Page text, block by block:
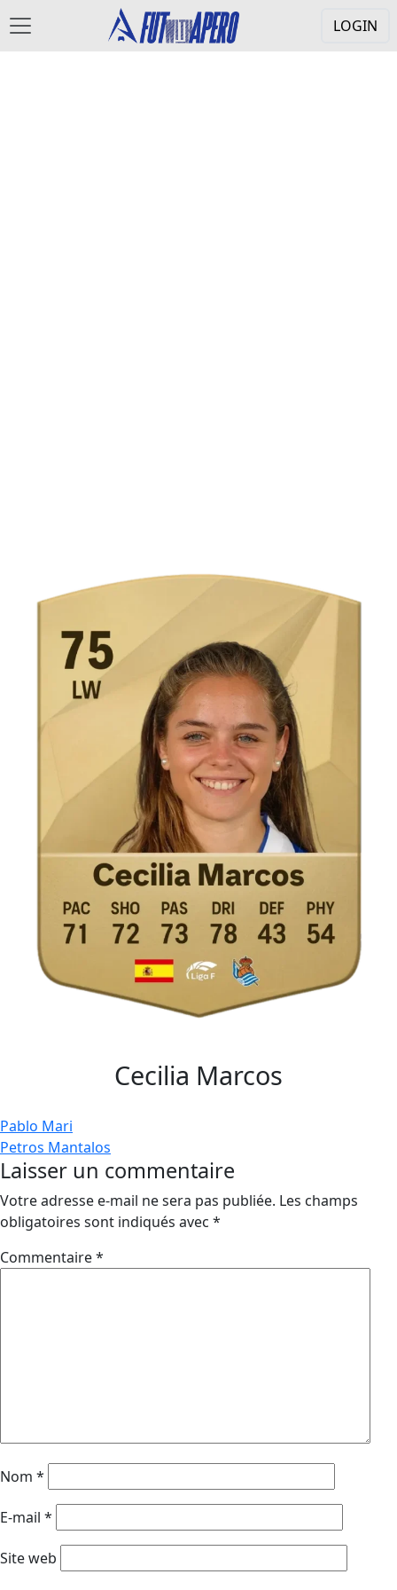
LOGIN
Cecilia Marcos
Navigation
de
l’article
Pablo Mari
Petros Mantalos
Laisser un commentaire
Votre adresse e-mail ne sera pas publiée. Les champs
obligatoires sont indiqués avec *
Commentaire*
Nom *
E-mail *
Site web